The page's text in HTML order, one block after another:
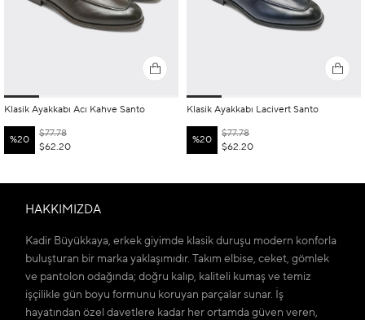
Klasik Ayakkabı Acı Kahve Santo
%20
$62.20
$77.78
Klasik Ayakkabı Lacivert Santo
%20
$62.20
$77.78
HAKKIMIZDA
Kadir Büyükkaya, erkek giyimde klasik duruşu modern konforla
buluşturan bir marka yaklaşımıdır. Takım elbise, ceket, gömlek
ve pantolon odağında; doğru kalıp, kaliteli kumaş ve temiz
işçilikle gün boyu formunu koruyan parçalar sunar. İş
hayatından özel davetlere kadar her ortamda güven veren,